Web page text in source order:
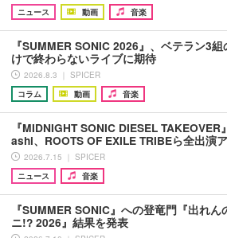
ニュース
動画 音楽
『SUMMER SONIC 2026』、ベテラン3
けで終わらないライブに期待
2026.8.3 ｜ SPICER
コラム
動画 音楽
『MIDNIGHT SONIC DIESEL
ashi、ROOTS OF EXILE TRIBEら全出演
2026.7.15 ｜ SPICER
ニュース
音楽
『SUMMER SONIC』への登竜門『出れん
ニ!? 2026』結果を発表